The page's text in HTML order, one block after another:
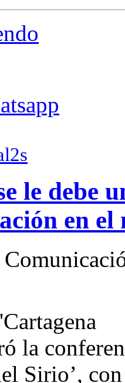
le debe
en
la
Sirio’,